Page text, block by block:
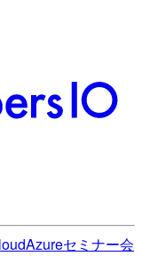
Azureセミナー会